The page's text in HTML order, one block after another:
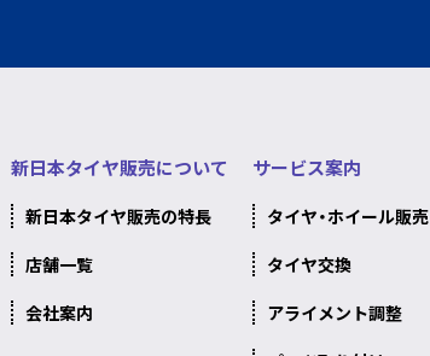
新日本タイヤ販売について
新日本タイヤ販売の特長
店舗一覧
会社案内
サービス案内
タイヤ・ホイール販売
タイヤ交換
アライメント調整